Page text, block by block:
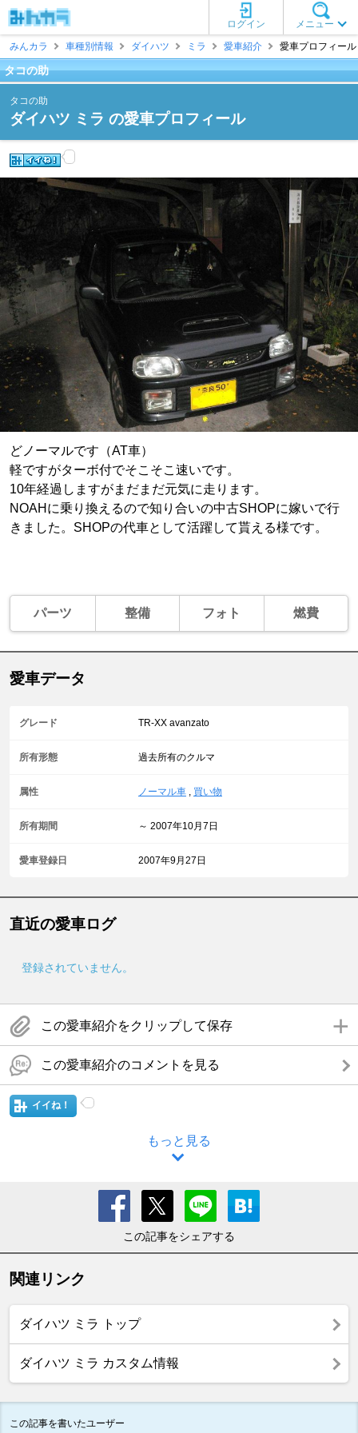
メニュー
ログイン
みんカラ
車種別情報 ダイハツ ミラ 愛車紹介 愛車プロフィー
タコの助
タコの助
ダイハツ ミラ の愛車プロフィール
どノーマルです（AT車）
軽ですがターボ付でそこそこ速いです。
10年経過しますがまだまだ元気に走ります。
NOAHに乗り換えるので知り合いの中古SHOPに嫁いで行
きました。SHOPの代車として活躍して貰える様です。
パーツ 整備 フォト 燃費
愛車データ
グレード TR-XX avanzato
所有形態 過去所有のクルマ
属性 ノーマル車 , 買い物
所有期間 ～ 2007年10月7日
愛車登録日 2007年9月27日
直近の愛車ログ
登録されていません。
この愛車紹介をクリップして保存
この愛車紹介のコメントを見る
イイね！
もっと見る
この記事をシェアする
関連リンク
ダイハツ ミラ トップ
ダイハツ ミラ カスタム情報
この記事を書いたユーザー